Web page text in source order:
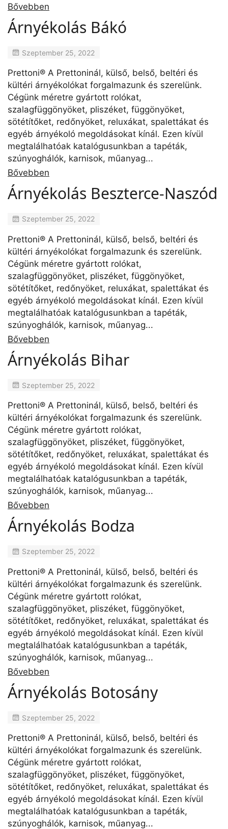
Bővebben
Árnyékolás Bákó
Szeptember 25, 2022
Prettoni® A Prettoninál, külső, belső, beltéri és
kültéri árnyékolókat forgalmazunk és szerelünk.
Cégünk méretre gyártott rolókat,
szalagfüggönyöket, pliszéket, függönyöket,
sötétítőket, redőnyöket, reluxákat, spalettákat és
egyéb árnyékoló megoldásokat kínál. Ezen kívül
megtalálhatóak katalógusunkban a tapéták,
szúnyoghálók, karnisok, műanyag...
Bővebben
Árnyékolás Beszterce-Naszód
Szeptember 25, 2022
Prettoni® A Prettoninál, külső, belső, beltéri és
kültéri árnyékolókat forgalmazunk és szerelünk.
Cégünk méretre gyártott rolókat,
szalagfüggönyöket, pliszéket, függönyöket,
sötétítőket, redőnyöket, reluxákat, spalettákat és
egyéb árnyékoló megoldásokat kínál. Ezen kívül
megtalálhatóak katalógusunkban a tapéták,
szúnyoghálók, karnisok, műanyag...
Bővebben
Árnyékolás Bihar
Szeptember 25, 2022
Prettoni® A Prettoninál, külső, belső, beltéri és
kültéri árnyékolókat forgalmazunk és szerelünk.
Cégünk méretre gyártott rolókat,
szalagfüggönyöket, pliszéket, függönyöket,
sötétítőket, redőnyöket, reluxákat, spalettákat és
egyéb árnyékoló megoldásokat kínál. Ezen kívül
megtalálhatóak katalógusunkban a tapéták,
szúnyoghálók, karnisok, műanyag...
Bővebben
Árnyékolás Bodza
Szeptember 25, 2022
Prettoni® A Prettoninál, külső, belső, beltéri és
kültéri árnyékolókat forgalmazunk és szerelünk.
Cégünk méretre gyártott rolókat,
szalagfüggönyöket, pliszéket, függönyöket,
sötétítőket, redőnyöket, reluxákat, spalettákat és
egyéb árnyékoló megoldásokat kínál. Ezen kívül
megtalálhatóak katalógusunkban a tapéták,
szúnyoghálók, karnisok, műanyag...
Bővebben
Árnyékolás Botosány
Szeptember 25, 2022
Prettoni® A Prettoninál, külső, belső, beltéri és
kültéri árnyékolókat forgalmazunk és szerelünk.
Cégünk méretre gyártott rolókat,
szalagfüggönyöket, pliszéket, függönyöket,
sötétítőket, redőnyöket, reluxákat, spalettákat és
egyéb árnyékoló megoldásokat kínál. Ezen kívül
megtalálhatóak katalógusunkban a tapéták,
szúnyoghálók, karnisok, műanyag...